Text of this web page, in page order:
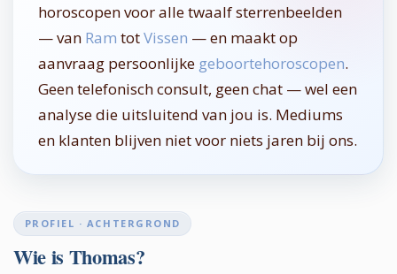
horoscopen voor alle twaalf sterrenbeelden
— van Ram totVissen — en maakt op
aanvraag persoonlijke geboortehoroscopen.
Geen telefonisch consult, geen chat — wel een
analyse die uitsluitend van jou is. Mediums
en klanten blijven niet voor niets jaren bij ons.
PROFIEL · ACHTERGROND
Wie is Thomas?